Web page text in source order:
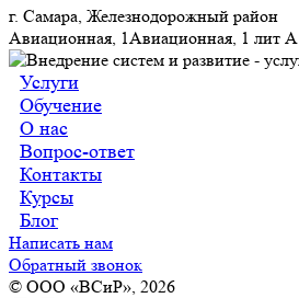
г. Самара, Железнодорожный район
Авиационная, 1Авиационная, 1 лит А
Услуги
Обучение
О нас
Вопрос-ответ
Контакты
Курсы
Блог
Написать нам
Обратный звонок
© ООО «ВСиР», 2026